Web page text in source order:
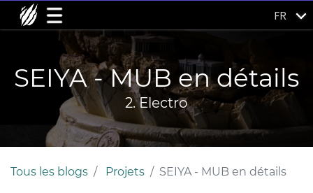
FR
SEIYA - MUB en détails
2. Electro
Tous les blogs Projets SEIYA - MUB en détails